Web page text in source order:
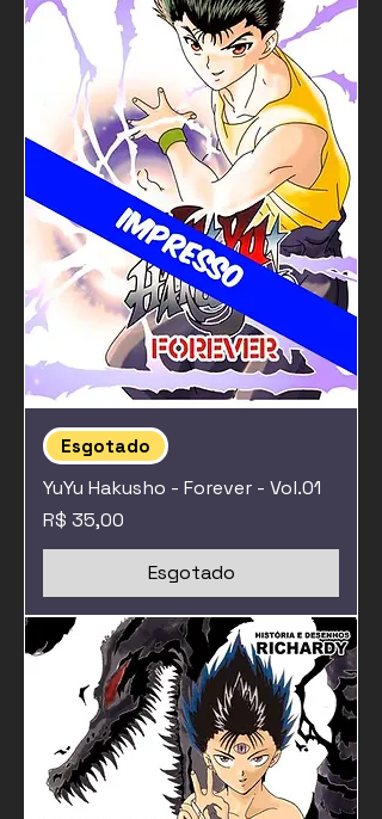
Esgotado
YuYu Hakusho - Forever - Vol.01
Preço
R$ 35,00
Esgotado